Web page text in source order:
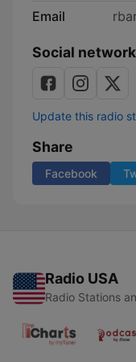
Email
Social
Update this radio
Share
Facebook
Radio USA
Radio Stations